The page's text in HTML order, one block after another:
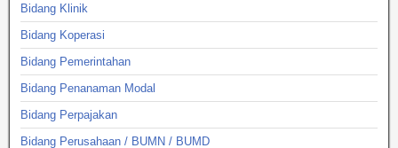
Bidang Klinik
Bidang Koperasi
Bidang Pemerintahan
Bidang Penanaman Modal
Bidang Perpajakan
Bidang Perusahaan / BUMN / BUMD